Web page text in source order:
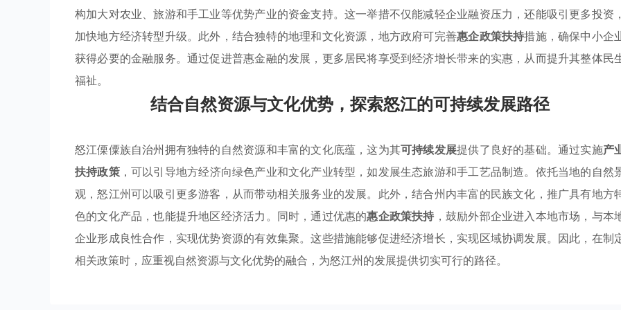
构加大对农业、旅游和手工业等优势产业的资金支持。这一举措不仅能减轻企业融资压力，还能吸引更多投资，
加快地方经济转型升级。此外，结合独特的地理和文化资源，地方政府可完善惠企政策扶持措施，确保中小企
获得必要的金融服务。通过促进普惠金融的发展，更多居民将享受到经济增长带来的实惠，从而提升其整体民
福祉。
结合自然资源与文化优势，探索怒江的可持续发展路径
怒江傈僳族自治州拥有独特的自然资源和丰富的文化底蕴，这为其可持续发展提供了良好的基础。通过实施产
扶持政策，可以引导地方经济向绿色产业和文化产业转型，如发展生态旅游和手工艺品制造。依托当地的自然
观，怒江州可以吸引更多游客，从而带动相关服务业的发展。此外，结合州内丰富的民族文化，推广具有地方
色的文化产品，也能提升地区经济活力。同时，通过优惠的惠企政策扶持 ，鼓励外部企业进入本地市场，与本
企业形成良性合作，实现优势资源的有效集聚。这些措施能够促进经济增长，实现区域协调发展。因此，在制
相关政策时，应重视自然资源与文化优势的融合，为怒江州的发展提供切实可行的路径。